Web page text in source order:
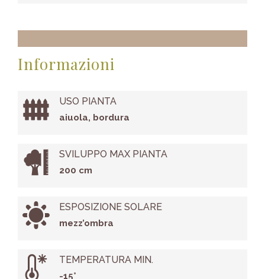
Informazioni
USO PIANTA
aiuola, bordura
SVILUPPO MAX PIANTA
200 cm
ESPOSIZIONE SOLARE
mezz’ombra
TEMPERATURA MIN.
-15°